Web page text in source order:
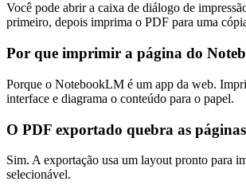
Você pode abrir a caixa de diálogo de
primeiro, depois imprima o PDF para uma
Por que imprimir a página do
Porque o NotebookLM é um app da web.
interface e diagrama o conteúdo para o papel.
O PDF exportado quebra as
Sim. A exportação usa um layout pronto para
selecionável.